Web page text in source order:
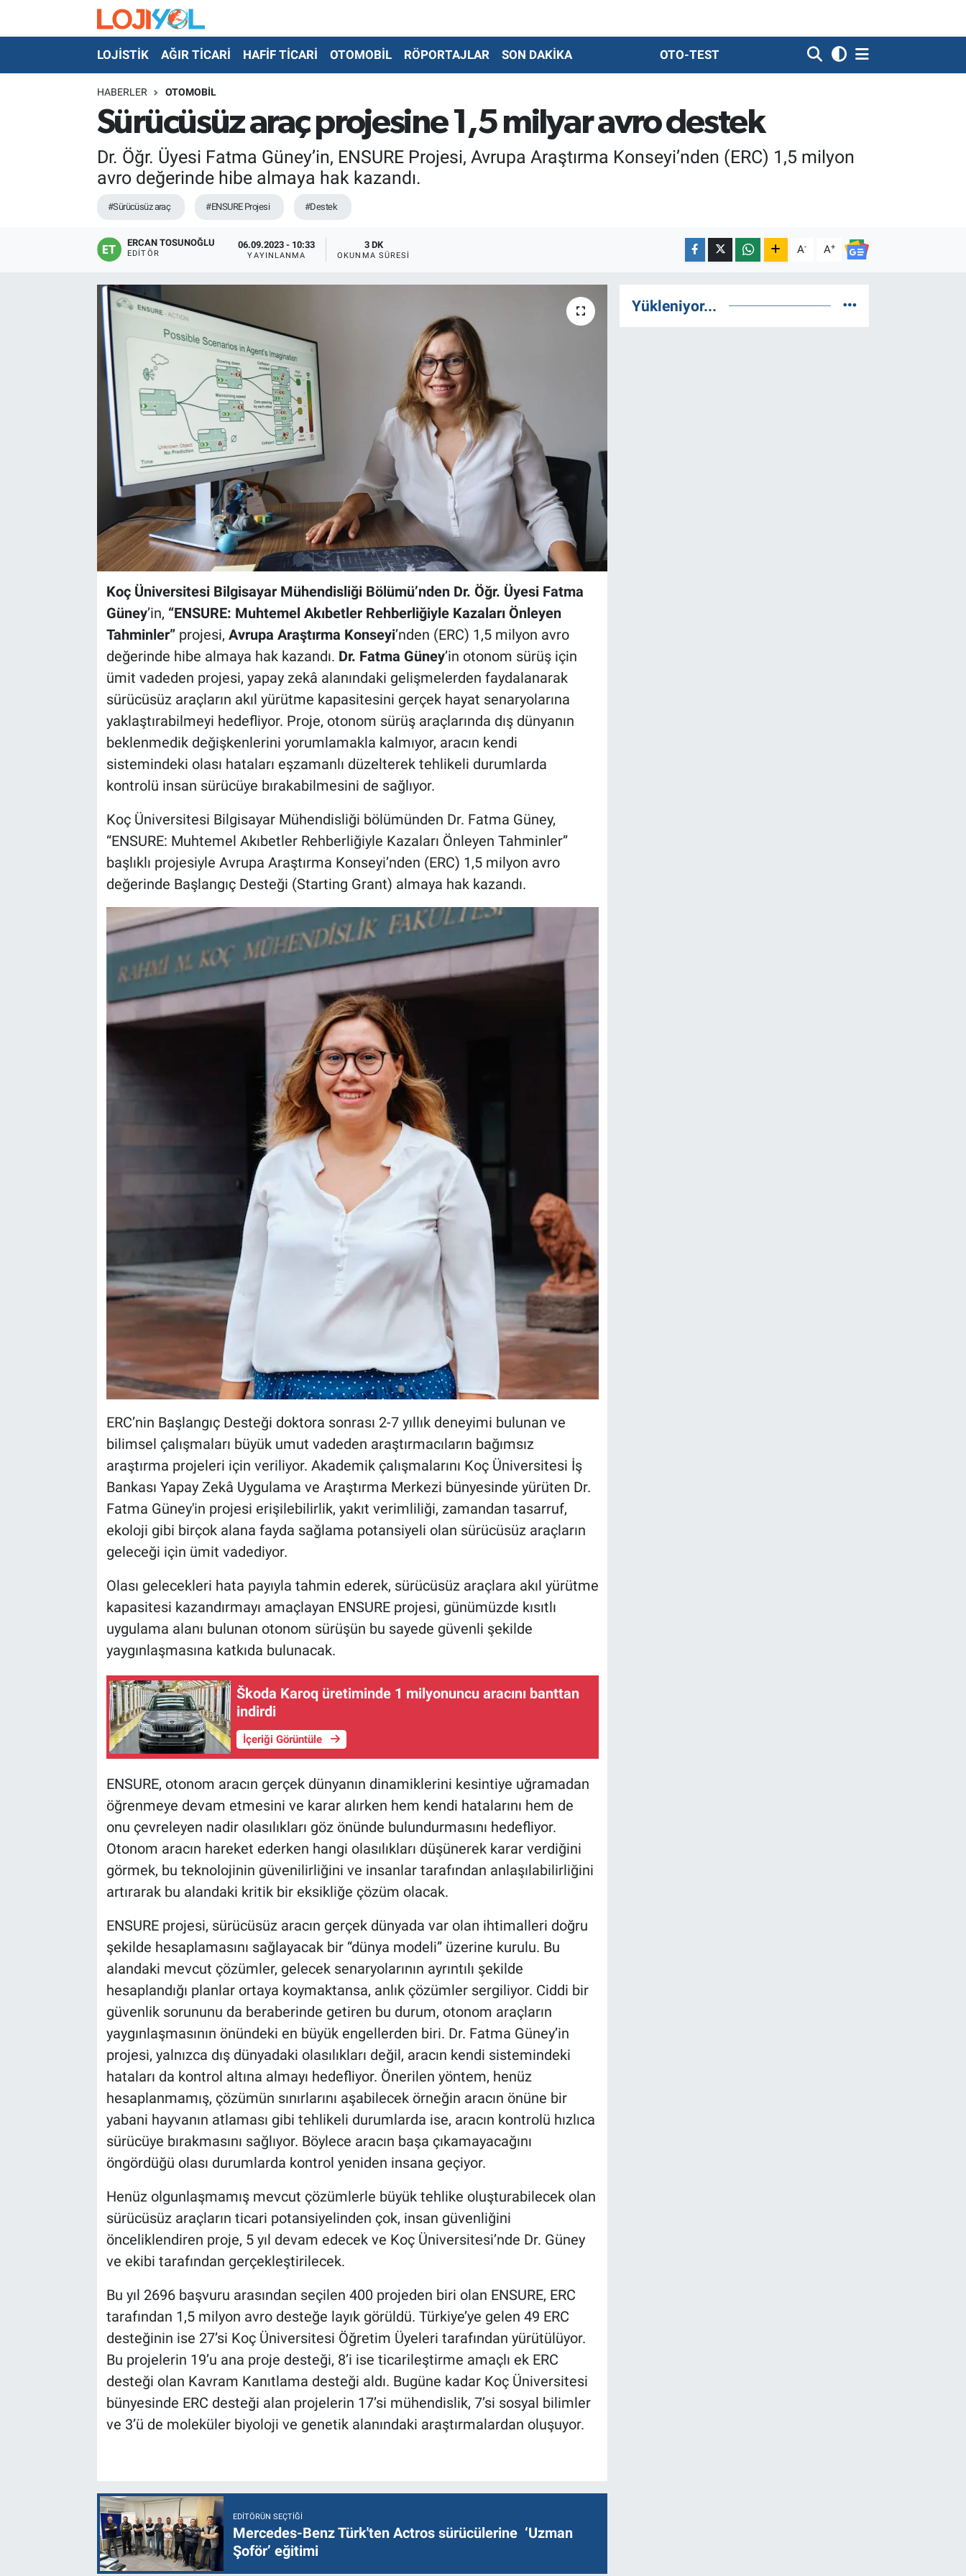
LOJİSTİK AĞIR TİCARİ HAFİF TİCARİ OTOMOBİL RÖPORTAJLAR SON DAKİKA OTO-TEST
HABERLER OTOMOBİL
Sürücüsüz araç projesine 1,5 milyar avro destek
Dr. Öğr. Üyesi Fatma Güney’in, ENSURE Projesi, Avrupa Araştırma Konseyi’nden (ERC) 1,5 milyon
avro değerinde hibe almaya hak kazandı.
#Sürücüsüz araç #ENSURE Projesi #Destek
ERCAN TOSUNOĞLU
EDITÖR
06.09.2023 - 10:33
YAYINLANMA
3 DK
OKUNMA SÜRESI A- A+
Koç Üniversitesi Bilgisayar Mühendisliği Bölümü’nden Dr. Öğr. Üyesi Fatma
Güney’in, “ENSURE: Muhtemel Akıbetler Rehberliğiyle Kazaları Önleyen
Tahminler” projesi, Avrupa Araştırma Konseyi’nden (ERC) 1,5 milyon avro
değerinde hibe almaya hak kazandı. Dr. Fatma Güney’in otonom sürüş için
ümit vadeden projesi, yapay zekâ alanındaki gelişmelerden faydalanarak
sürücüsüz araçların akıl yürütme kapasitesini gerçek hayat senaryolarına
yaklaştırabilmeyi hedefliyor. Proje, otonom sürüş araçlarında dış dünyanın
beklenmedik değişkenlerini yorumlamakla kalmıyor, aracın kendi
sistemindeki olası hataları eşzamanlı düzelterek tehlikeli durumlarda
kontrolü insan sürücüye bırakabilmesini de sağlıyor.
Koç Üniversitesi Bilgisayar Mühendisliği bölümünden Dr. Fatma Güney,
“ENSURE: Muhtemel Akıbetler Rehberliğiyle Kazaları Önleyen Tahminler”
başlıklı projesiyle Avrupa Araştırma Konseyi’nden (ERC) 1,5 milyon avro
değerinde Başlangıç Desteği (Starting Grant) almaya hak kazandı.
ERC’nin Başlangıç Desteği doktora sonrası 2-7 yıllık deneyimi bulunan ve
bilimsel çalışmaları büyük umut vadeden araştırmacıların bağımsız
araştırma projeleri için veriliyor. Akademik çalışmalarını Koç Üniversitesi İş
Bankası Yapay Zekâ Uygulama ve Araştırma Merkezi bünyesinde yürüten Dr.
Fatma Güney'in projesi erişilebilirlik, yakıt verimliliği, zamandan tasarruf,
ekoloji gibi birçok alana fayda sağlama potansiyeli olan sürücüsüz araçların
geleceği için ümit vadediyor.
Olası gelecekleri hata payıyla tahmin ederek, sürücüsüz araçlara akıl yürütme
kapasitesi kazandırmayı amaçlayan ENSURE projesi, günümüzde kısıtlı
uygulama alanı bulunan otonom sürüşün bu sayede güvenli şekilde
yaygınlaşmasına katkıda bulunacak.
Škoda Karoq üretiminde 1 milyonuncu aracını banttan
indirdi
İçeriği Görüntüle
ENSURE, otonom aracın gerçek dünyanın dinamiklerini kesintiye uğramadan
öğrenmeye devam etmesini ve karar alırken hem kendi hatalarını hem de
onu çevreleyen nadir olasılıkları göz önünde bulundurmasını hedefliyor.
Otonom aracın hareket ederken hangi olasılıkları düşünerek karar verdiğini
görmek, bu teknolojinin güvenilirliğini ve insanlar tarafından anlaşılabilirliğini
artırarak bu alandaki kritik bir eksikliğe çözüm olacak.
ENSURE projesi, sürücüsüz aracın gerçek dünyada var olan ihtimalleri doğru
şekilde hesaplamasını sağlayacak bir “dünya modeli” üzerine kurulu. Bu
alandaki mevcut çözümler, gelecek senaryolarının ayrıntılı şekilde
hesaplandığı planlar ortaya koymaktansa, anlık çözümler sergiliyor. Ciddi bir
güvenlik sorununu da beraberinde getiren bu durum, otonom araçların
yaygınlaşmasının önündeki en büyük engellerden biri. Dr. Fatma Güney’in
projesi, yalnızca dış dünyadaki olasılıkları değil, aracın kendi sistemindeki
hataları da kontrol altına almayı hedefliyor. Önerilen yöntem, henüz
hesaplanmamış, çözümün sınırlarını aşabilecek örneğin aracın önüne bir
yabani hayvanın atlaması gibi tehlikeli durumlarda ise, aracın kontrolü hızlıca
sürücüye bırakmasını sağlıyor. Böylece aracın başa çıkamayacağını
öngördüğü olası durumlarda kontrol yeniden insana geçiyor.
Henüz olgunlaşmamış mevcut çözümlerle büyük tehlike oluşturabilecek olan
sürücüsüz araçların ticari potansiyelinden çok, insan güvenliğini
önceliklendiren proje, 5 yıl devam edecek ve Koç Üniversitesi’nde Dr. Güney
ve ekibi tarafından gerçekleştirilecek.
Bu yıl 2696 başvuru arasından seçilen 400 projeden biri olan ENSURE, ERC
tarafından 1,5 milyon avro desteğe layık görüldü. Türkiye’ye gelen 49 ERC
desteğinin ise 27’si Koç Üniversitesi Öğretim Üyeleri tarafından yürütülüyor.
Bu projelerin 19’u ana proje desteği, 8’i ise ticarileştirme amaçlı ek ERC
desteği olan Kavram Kanıtlama desteği aldı. Bugüne kadar Koç Üniversitesi
bünyesinde ERC desteği alan projelerin 17’si mühendislik, 7’si sosyal bilimler
ve 3’ü de moleküler biyoloji ve genetik alanındaki araştırmalardan oluşuyor.
EDITÖRÜN SEÇTIĞI
Mercedes-Benz Türk'ten Actros sürücülerine ‘Uzman
Şoför’ eğitimi
Yükleniyor...
OTO-TEST